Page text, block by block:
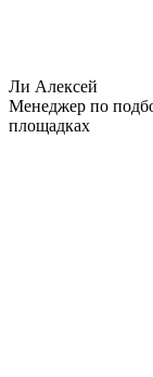
Ли Алексей
Менеджер по
площадках